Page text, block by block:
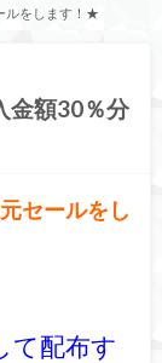
ルをします！★
金額30％分
セールをし
て配布す